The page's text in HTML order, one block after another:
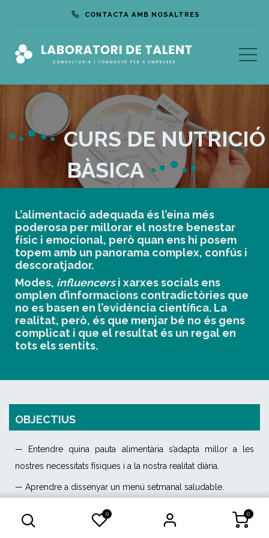
0 0
CONTACTA AMB NOSALTRES
••••• CURS DE NUTRICIÓ
BÀSICA•••••
L’alimentació adequada és l’eina més
poderosa per millorar el nostre benestar
físic i emocional, però quan ens hi posem
topem amb un panorama complex, confús i
descoratjador.
Modes, influencersi xarxes socials ens
omplen d’informacions contradictòries que
no es basen en l’evidència científica. La
realitat, però, és que menjar bé no és gens
complicat i que el resultat és un regal en
tots els sentits.
OBJECTIUS
— Entendre quina pauta alimentària s’adapta millor a les
nostres necessitats físiques i a la nostra realitat diària.
— Aprendre a dissenyar un menú setmanal saludable.
Entendre la relació real entre pes, salut i dieta.
Aprendre a distingir aliments saludables d’aliments